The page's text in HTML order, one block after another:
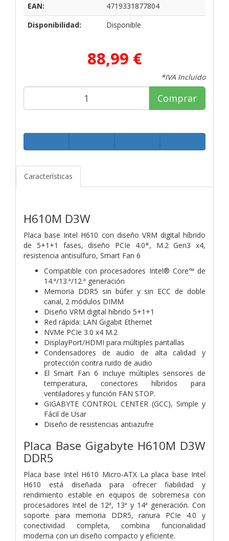
EAN:
4719331877804
Disponibilidad:
Disponible
88,99 €
*IVA Incluido
Comprar
Características
H610M D3W
Placa base Intel H610 con diseño VRM digital híbrido
de 5+1+1 fases, diseño PCIe 4.0*, M.2 Gen3 x4,
resistencia antisulfuro, Smart Fan 6
Compatible con procesadores Intel® Core™ de
14.ª/13.ª/12.ª generación
Memoria DDR5 sin búfer y sin ECC de doble
canal, 2 módulos DIMM
Diseño VRM digital híbrido 5+1+1
Red rápida: LAN Gigabit Ethernet
NVMe PCIe 3.0 x4 M.2
DisplayPort/HDMI para múltiples pantallas
Condensadores de audio de alta calidad y
protección contra ruido de audio
El Smart Fan 6 incluye múltiples sensores de
temperatura, conectores híbridos para
ventiladores y función FAN STOP.
GIGABYTE CONTROL CENTER (GCC), Simple y
Fácil de Usar
Diseño de resistencias antiazufre
Placa Base Gigabyte H610M D3W
DDR5
Placa base Intel H610 Micro-ATX La placa base Intel
H610 está diseñada para ofrecer fiabilidad y
rendimiento estable en equipos de sobremesa con
procesadores Intel de 12ª, 13ª y 14ª generación. Con
soporte para memoria DDR5, ranura PCIe 4.0 y
conectividad completa, combina funcionalidad
moderna con un diseño compacto y eficiente.